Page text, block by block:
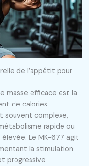
de l’appétit pour
masse efficace est la
de calories.
souvent complexe,
rapide ou
Le MK-677 agit
la stimulation
progressive.